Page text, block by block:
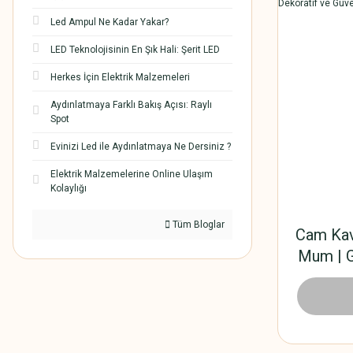
Led Ampul Ne Kadar Yakar?
LED Teknolojisinin En Şık Hali: Şerit LED
Herkes İçin Elektrik Malzemeleri
Aydınlatmaya Farklı Bakış Açısı: Raylı
Spot
Evinizi Led ile Aydınlatmaya Ne Dersiniz ?
Elektrik Malzemelerine Online Ulaşım
Kolaylığı
Tüm Bloglar
Cam
Mum |
2x
Dahil